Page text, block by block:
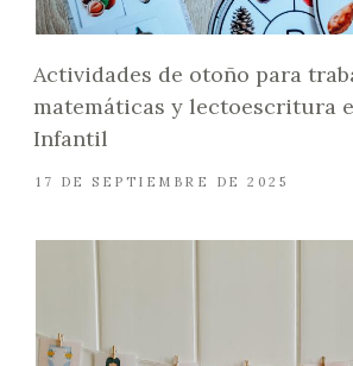
Actividades de otoño para
matemáticas y lectoescritura
Infantil
17 DE SEPTIEMBRE DE 2025